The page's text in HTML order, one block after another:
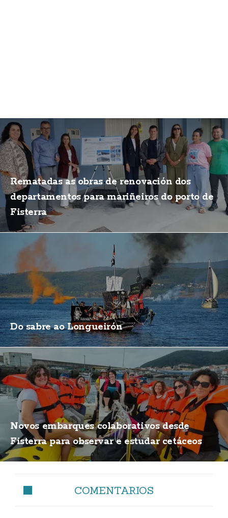
Rematadas as obras de renovación dos
departamentos para mariñeiros do porto de
Fisterra
Do sabre ao Longueirón
Novos embarques colaborativos desde
Fisterra para observar e estudar cetáceos
COMENTARIOS